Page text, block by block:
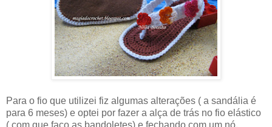
Para o fio que utilizei fiz algumas alterações ( a sandália é
para 6 meses) e optei por fazer a alça de trás no fio elástico
( com que faço as bandoletes) e fechando com um nó.